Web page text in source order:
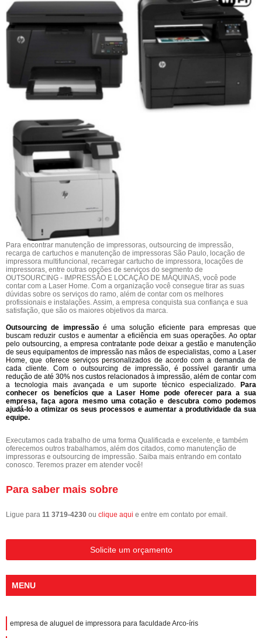
Para encontrar manutenção de impressoras, outsourcing de impressão,
recarga de cartuchos e manutenção de impressoras São Paulo, locação de
impressora multifuncional, recarregar cartucho de impressora, locações de
impressoras, entre outras opções de serviços do segmento de
OUTSOURCING - IMPRESSÃO E LOCAÇÃO DE MÁQUINAS, você pode
contar com a Laser Home. Com a organização você consegue tirar as suas
dúvidas sobre os serviços do ramo, além de contar com os melhores
profissionais e instalações. Assim, a empresa conquista sua confiança e sua
satisfação, que são os maiores objetivos da marca.
Outsourcing de impressão é uma solução eficiente para empresas que
buscam reduzir custos e aumentar a eficiência em suas operações. Ao optar
pelo outsourcing, a empresa contratante pode deixar a gestão e manutenção
de seus equipamentos de impressão nas mãos de especialistas, como a Laser
Home, que oferece serviços personalizados de acordo com a demanda de
cada cliente. Com o outsourcing de impressão, é possível garantir uma
redução de até 30% nos custos relacionados à impressão, além de contar com
a tecnologia mais avançada e um suporte técnico especializado. Para
conhecer os benefícios que a Laser Home pode oferecer para a sua
empresa, faça agora mesmo uma cotação e descubra como podemos
ajudá-lo a otimizar os seus processos e aumentar a produtividade da sua
equipe.
Executamos cada trabalho de uma forma Qualificada e excelente, e também
oferecemos outros trabalhamos, além dos citados, como manutenção de
impressoras e outsourcing de impressão. Saiba mais entrando em contato
conosco. Teremos prazer em atender você!
Para saber mais sobre
Ligue para 11 3719-4230 ou clique aqui e entre em contato por email.
Solicite um orçamento
MENU
empresa de aluguel de impressora para faculdade Arco-íris